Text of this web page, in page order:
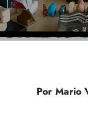
Por Mario